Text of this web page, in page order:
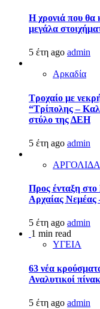
Η χρονιά που θα
μεγάλα
5 έτη ago admin
Αρκαδία
Τροχαίο με
“Τρίπολης –
στύλο της ΔΕΗ
5 έτη ago admin
ΑΡΓΟΛΙΔΑ
Προς ένταξη
Αρχαίας Νεμέας
5 έτη ago admin
1 min read
ΥΓΕΙΑ
63 νέα
Αναλυτικοί
5 έτη ago admin